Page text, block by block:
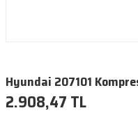
Hyundai 207101
2.908,47 TL